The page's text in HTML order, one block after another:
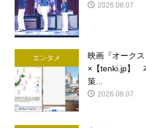
2026.08.07
エンタメ
映画『オークス
×【tenki.jp】
策...
2026.08.07